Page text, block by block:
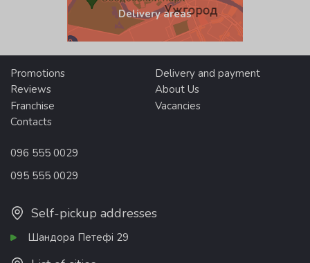
Delivery areas
Promotions
Delivery and payment
Reviews
About Us
Franchise
Vacancies
Contacts
096 555 0029
095 555 0029
Self-pickup addresses
Шандора Петефі 29